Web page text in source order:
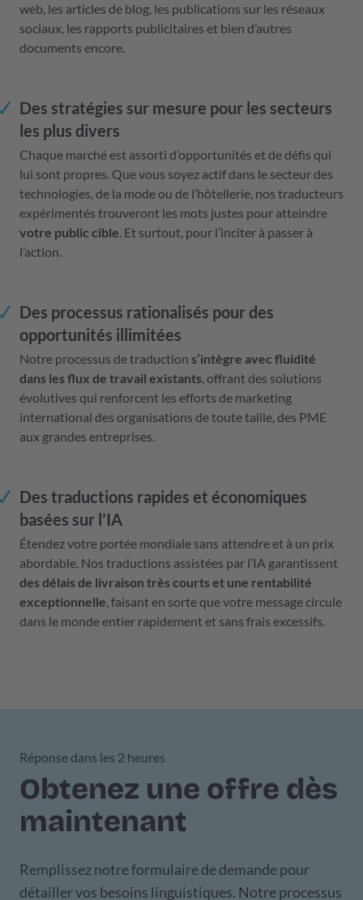
web, les articles de blog, les publications sur les réseaux
sociaux, les rapports publicitaires et bien d’autres
documents encore.
Des stratégies sur mesure pour les secteurs
les plus divers
Chaque marché est assorti d’opportunités et de défis qui
lui sont propres. Que vous soyez actif dans le secteur des
technologies, de la mode ou de l’hôtellerie, nos traducteurs
expérimentés trouveront les mots justes pour atteindre
votre public cible. Et surtout, pour l’inciter à passer à
l’action.
Des processus rationalisés pour des
opportunités illimitées
Notre processus de traduction s’intègre avec fluidité
dans les flux de travail existants, offrant des solutions
évolutives qui renforcent les efforts de marketing
international des organisations de toute taille, des PME
aux grandes entreprises.
Des traductions rapides et économiques
basées sur l’IA
Étendez votre portée mondiale sans attendre et à un prix
abordable. Nos traductions assistées par l’IA garantissent
des délais de livraison très courts et une rentabilité
exceptionnelle, faisant en sorte que votre message circule
dans le monde entier rapidement et sans frais excessifs.
Réponse dans les 2 heures
Obtenez une offre dès
maintenant
Remplissez notre formulaire de demande pour
détailler vos besoins linguistiques. Notre processus